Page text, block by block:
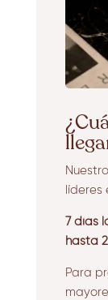
líderes
7 días
hasta
Para